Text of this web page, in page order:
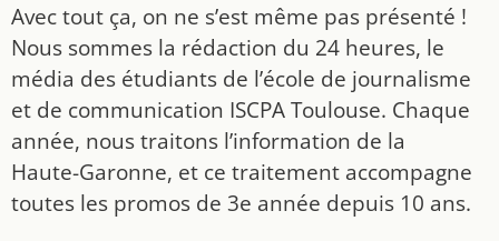
Avec tout ça, on ne s’est même pas présenté !
Nous sommes la rédaction du 24 heures, le
média des étudiants de l’école de journalisme
et de communication ISCPA Toulouse. Chaque
année, nous traitons l’information de la
Haute-Garonne, et ce traitement accompagne
toutes les promos de 3e année depuis 10 ans.